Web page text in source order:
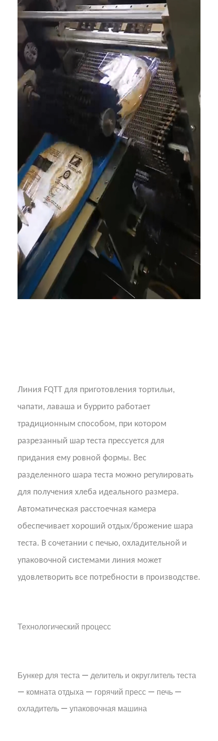
Линия FQTT для приготовления тортильи,
чапати, лаваша и буррито работает
традиционным способом, при котором
разрезанный шар теста прессуется для
придания ему ровной формы. Вес
разделенного шара теста можно регулировать
для получения хлеба идеального размера.
Автоматическая расстоечная камера
обеспечивает хороший отдых/брожение шара
теста. В сочетании с печью, охладительной и
упаковочной системами линия может
удовлетворить все потребности в производстве.
Технологический процесс
Бункер для теста — делитель и округлитель теста
— комната отдыха — горячий пресс — печь —
охладитель — упаковочная машина